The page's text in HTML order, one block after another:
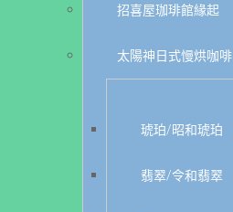
招喜屋珈琲館緣起
太陽神日式慢烘咖啡
琥珀/昭和琥珀
翡翠/令和翡翠